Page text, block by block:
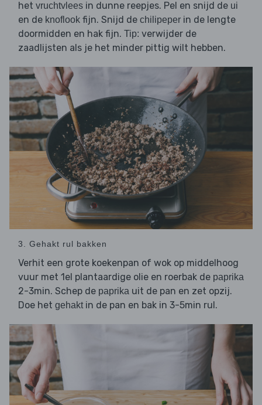
het vruchtvlees in dunne reepjes. Pel en snijd de ui
en de knoflook fijn. Snijd de chilipeper in de lengte
doormidden en hak fijn. Tip: verwijder de
zaadlijsten als je het minder pittig wilt hebben.
3. Gehakt rul bakken
Verhit een grote koekenpan of wok op middelhoog
vuur met 1el plantaardige olie en roerbak de paprika
2-3min. Schep de paprika uit de pan en zet opzij.
Doe het gehaktin de pan en bak in 3-5min rul.